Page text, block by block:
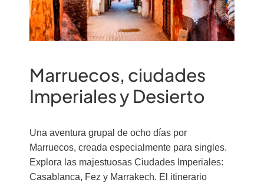
Marruecos, ciudades
Imperiales y Desierto
Una aventura grupal de ocho días por
Marruecos, creada especialmente para singles.
Explora las majestuosas Ciudades Imperiales:
Casablanca, Fez y Marrakech. El itinerario